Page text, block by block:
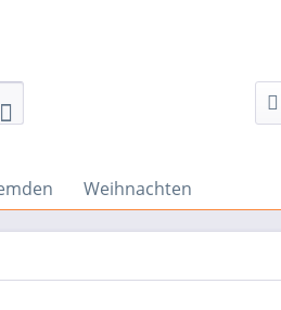
Weihnachten